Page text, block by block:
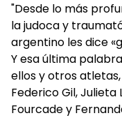
"Desde lo más
la judoca y
argentino les dice
Y esa última
ellos y otros
Federico Gil, Julieta
Fourcade y